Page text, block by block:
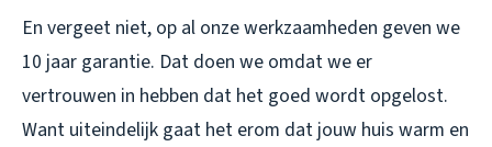
En vergeet niet, op al onze werkzaamheden geven we
10 jaar garantie. Dat doen we omdat we er
vertrouwen in hebben dat het goed wordt opgelost.
Want uiteindelijk gaat het erom dat jouw huis warm en